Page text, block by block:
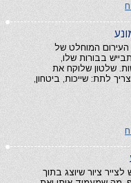
את העירום המוחלט של
בבורות שלו,
שלטון שלוקח את
לתת: שייכות, ביטחון,
ציור שיוצג בתוך